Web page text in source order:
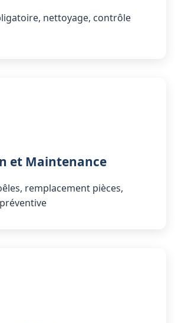
nettoyage, contrôle
et Maintenance
remplacement pièces,